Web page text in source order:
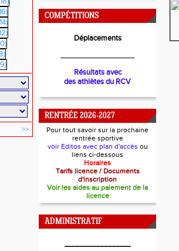
>>
COMPÉTITIONS
Déplacements
Résultats avec
des athlètes du RCV
RENTRÉE 2026-2027
Pour tout savoir sur la prochaine
rentrée sportive
voir Editos avec plan d'accès ou
liens ci-dessous
Horaires
Tarifs licence / Documents
d'inscription
Voir les aides au paiement de la
licence
ADMINISTRATIF
________________